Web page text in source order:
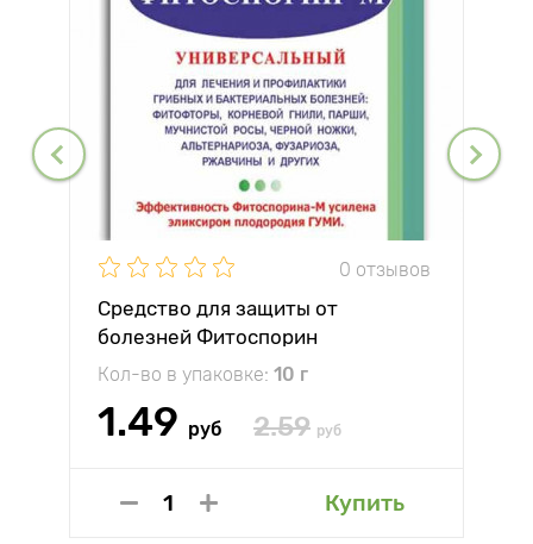
0 отзывов
Средство для защиты от
болезней Фитоспорин
Кол-во в упаковке: 10 г
1.49 руб 2.59 руб
Купить